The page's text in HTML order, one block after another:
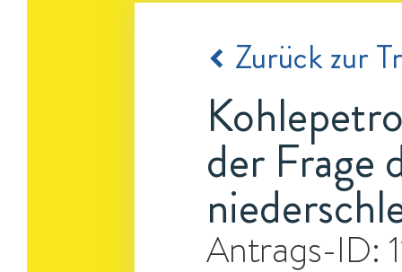
Zurück zur
der Frage
Antrags-ID: